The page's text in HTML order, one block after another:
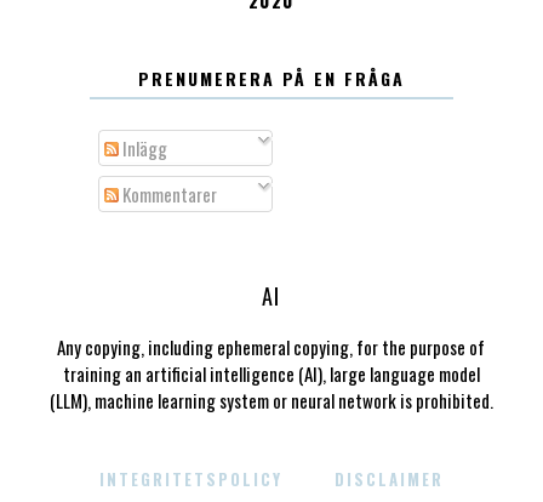
PRENUMERERA PÅ EN FRÅGA
Inlägg
Kommentarer
AI
Any copying, including ephemeral copying, for the purpose of
training an artificial intelligence (AI), large language model
(LLM), machine learning system or neural network is prohibited.
INTEGRITETSPOLICY DISCLAIMER